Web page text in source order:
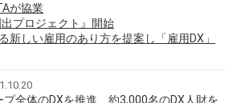
が協業
出プロジェクト』開始
新しい雇用のあり方を提案し「雇用DX」
プ全体のDXを推進 約3,000名のDX人財を